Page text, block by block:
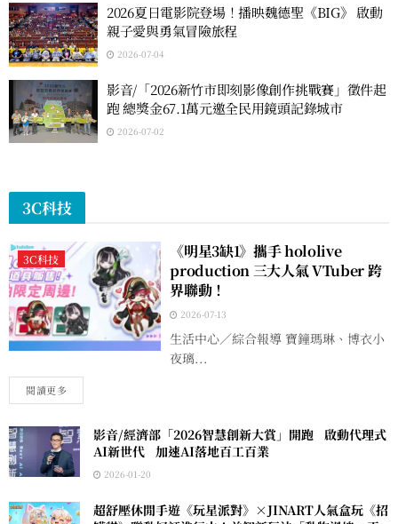
2026夏日電影院登場！播映魏德聖《BIG》 啟動
親子愛與勇氣冒險旅程
2026-07-04
影音/「2026新竹市即刻影像創作挑戰賽」徵件起
跑 總獎金67.1萬元邀全民用鏡頭記錄城市
2026-07-02
3C科技
3C科技
《明星3缺1》攜手 hololive
production 三大人氣 VTuber 跨
界聯動！
2026-07-13
生活中心／綜合報導 寶鐘瑪琳、博衣小
夜璃...
閱讀更多
影音/經濟部「2026智慧創新大賞」開跑 啟動代理式
AI新世代 加速AI落地百工百業
2026-01-20
超舒壓休閒手遊《玩星派對》×JINART人氣盒玩《招